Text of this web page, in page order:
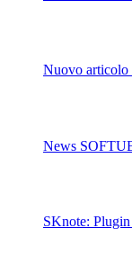
Nuovo articolo
SKnote: